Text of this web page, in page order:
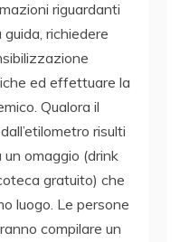
riguardanti
guida, richiedere
ed effettuare la
Qualora il
risulti
un omaggio (drink
gratuito) che
luogo. Le persone
compilare un